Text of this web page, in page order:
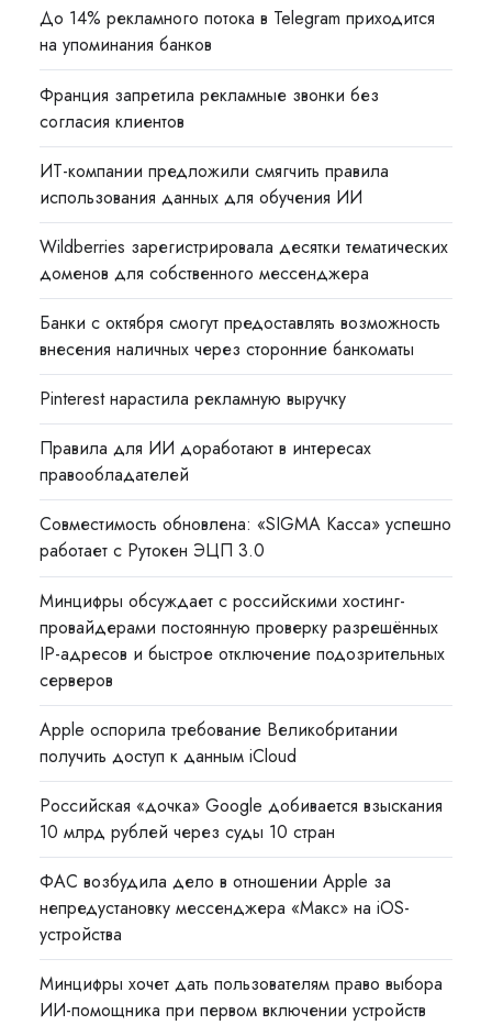
До 14% рекламного потока в Telegram приходится
на упоминания банков
Франция запретила рекламные звонки без
согласия клиентов
ИТ-компании предложили смягчить правила
использования данных для обучения ИИ
Wildberries зарегистрировала десятки тематических
доменов для собственного мессенджера
Банки с октября смогут предоставлять возможность
внесения наличных через сторонние банкоматы
Pinterest нарастила рекламную выручку
Правила для ИИ доработают в интересах
правообладателей
Совместимость обновлена: «SIGMA Касса» успешно
работает с Рутокен ЭЦП 3.0
Минцифры обсуждает с российскими хостинг-
провайдерами постоянную проверку разрешённых
IP-адресов и быстрое отключение подозрительных
серверов
Apple оспорила требование Великобритании
получить доступ к данным iCloud
Российская «дочка» Google добивается взыскания
10 млрд рублей через суды 10 стран
ФАС возбудила дело в отношении Apple за
непредустановку мессенджера «Макс» на iOS-
устройства
Минцифры хочет дать пользователям право выбора
ИИ-помощника при первом включении устройств